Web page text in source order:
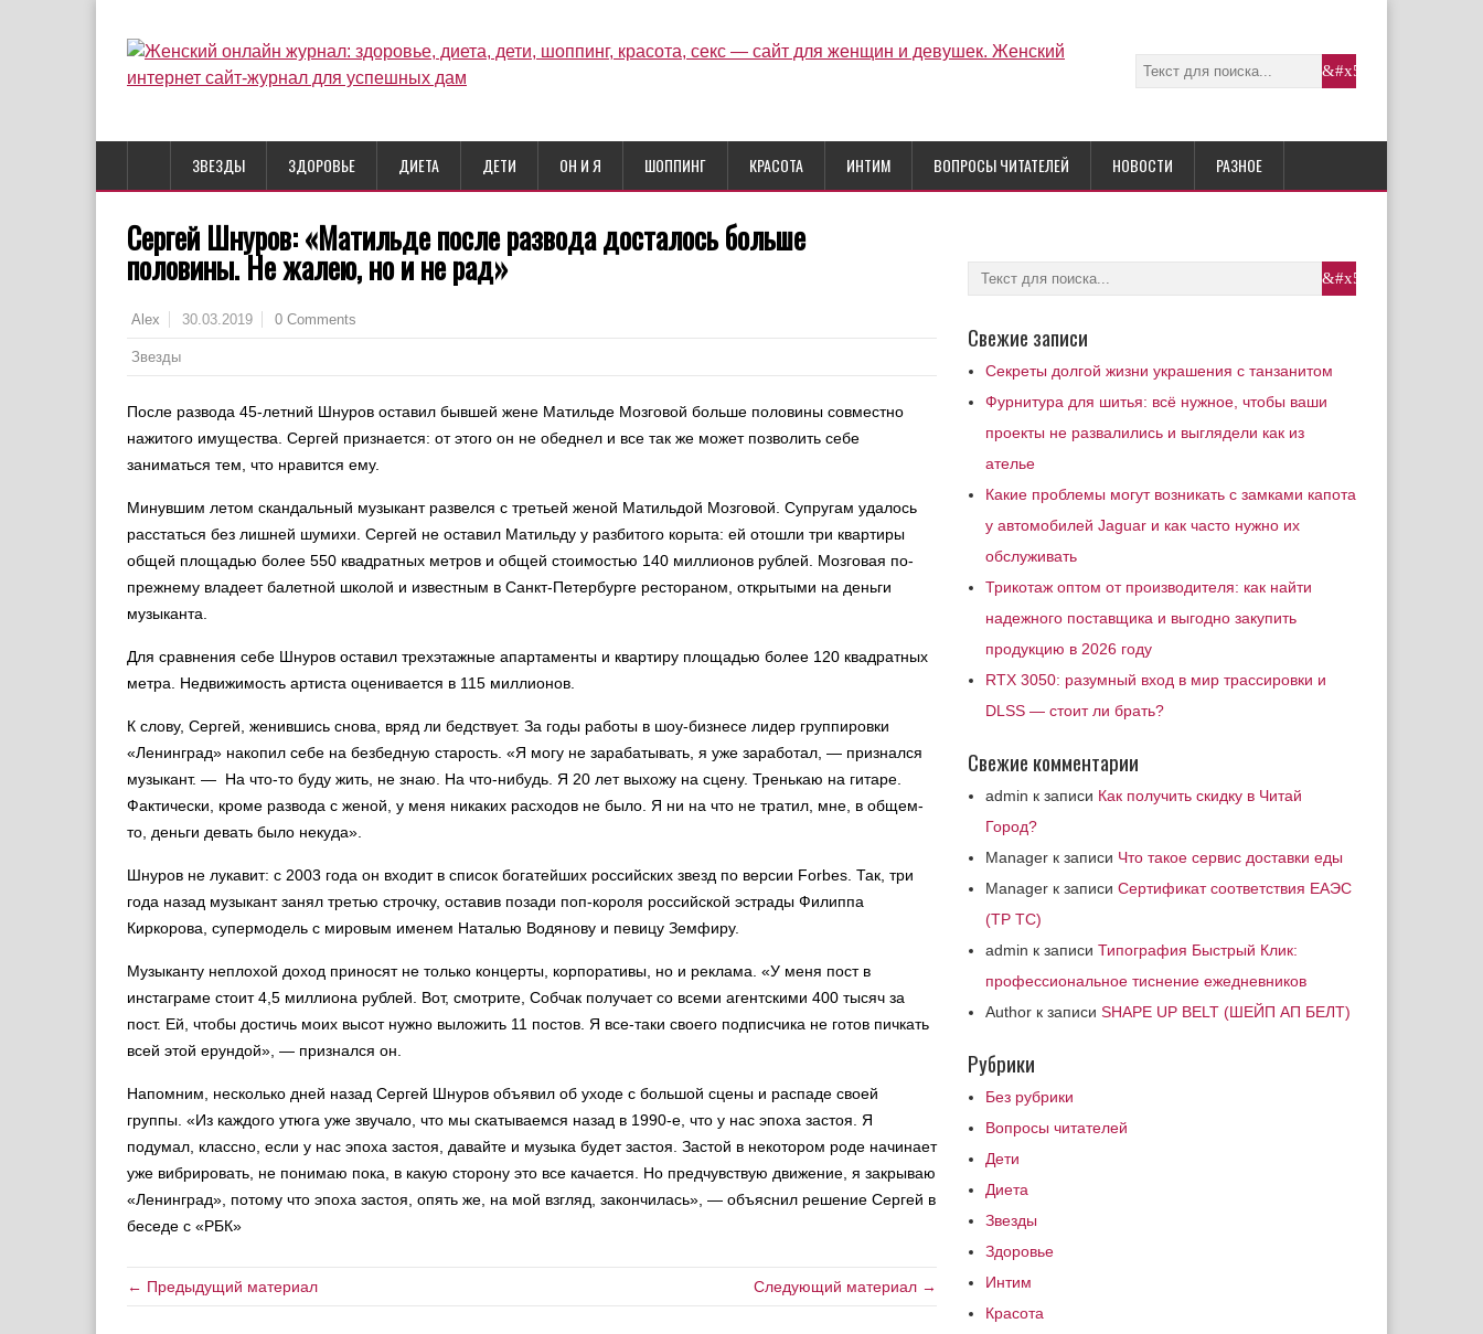
ЗВЕЗДЫ ЗДОРОВЬЕ ДИЕТА ДЕТИ ОН И Я ШОППИНГ КРАСОТА ИНТИМ ВОПРОСЫ ЧИТАТЕЛЕЙ НОВОСТИ РАЗНОЕ
Сергей Шнуров: «Матильде после развода досталось больше
половины. Не жалею, но и не рад»
Alex 30.03.2019 0 Comments
Звезды
После развода 45-летний Шнуров оставил бывшей жене Матильде Мозговой больше половины совместно
нажитого имущества. Сергей признается: от этого он не обеднел и все так же может позволить себе
заниматься тем, что нравится ему.
Минувшим летом скандальный музыкант развелся с третьей женой Матильдой Мозговой. Супругам удалось
расстаться без лишней шумихи. Сергей не оставил Матильду у разбитого корыта: ей отошли три квартиры
общей площадью более 550 квадратных метров и общей стоимостью 140 миллионов рублей. Мозговая по-
прежнему владеет балетной школой и известным в Санкт-Петербурге рестораном, открытыми на деньги
музыканта.
Для сравнения себе Шнуров оставил трехэтажные апартаменты и квартиру площадью более 120 квадратных
метра. Недвижимость артиста оценивается в 115 миллионов.
К слову, Сергей, женившись снова, вряд ли бедствует. За годы работы в шоу-бизнесе лидер группировки
«Ленинград» накопил себе на безбедную старость. «Я могу не зарабатывать, я уже заработал, — признался
музыкант. — На что-то буду жить, не знаю. На что-нибудь. Я 20 лет выхожу на сцену. Тренькаю на гитаре.
Фактически, кроме развода с женой, у меня никаких расходов не было. Я ни на что не тратил, мне, в общем-
то, деньги девать было некуда».
Шнуров не лукавит: с 2003 года он входит в список богатейших российских звезд по версии Forbes. Так, три
года назад музыкант занял третью строчку, оставив позади поп-короля российской эстрады Филиппа
Киркорова, супермодель с мировым именем Наталью Водянову и певицу Земфиру.
Музыканту неплохой доход приносят не только концерты, корпоративы, но и реклама. «У меня пост в
инстаграме стоит 4,5 миллиона рублей. Вот, смотрите, Собчак получает со всеми агентскими 400 тысяч за
пост. Ей, чтобы достичь моих высот нужно выложить 11 постов. Я все-таки своего подписчика не готов пичкать
всей этой ерундой», — признался он.
Напомним, несколько дней назад Сергей Шнуров объявил об уходе с большой сцены и распаде своей
группы. «Из каждого утюга уже звучало, что мы скатываемся назад в 1990-е, что у нас эпоха застоя. Я
подумал, классно, если у нас эпоха застоя, давайте и музыка будет застоя. Застой в некотором роде начинает
уже вибрировать, не понимаю пока, в какую сторону это все качается. Но предчувствую движение, я закрываю
«Ленинград», потому что эпоха застоя, опять же, на мой взгляд, закончилась», — объяснил решение Сергей в
беcеде с «РБК»
← Предыдущий материал Следующий материал →
Свежие записи
Секреты долгой жизни украшения с танзанитом
Фурнитура для шитья: всё нужное, чтобы ваши
проекты не развалились и выглядели как из
ателье
Какие проблемы могут возникать с замками капота
у автомобилей Jaguar и как часто нужно их
обслуживать
Трикотаж оптом от производителя: как найти
надежного поставщика и выгодно закупить
продукцию в 2026 году
RTX 3050: разумный вход в мир трассировки и
DLSS — стоит ли брать?
Свежие комментарии
admin к записи Как получить скидку в Читай
Город?
Manager к записи Что такое сервис доставки еды
Manager к записи Сертификат соответствия ЕАЭС
(ТР ТС)
admin к записи Типография Быстрый Клик:
профессиональное тиснение ежедневников
Author к записи SHAPE UP BELT (ШЕЙП АП БЕЛТ)
Рубрики
Без рубрики
Вопросы читателей
Дети
Диета
Звезды
Здоровье
Интим
Красота